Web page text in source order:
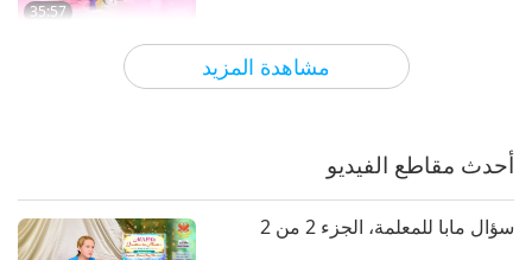
مشاهدة المزيد
35:57
بين المعلمة والتلاميذ 2026-07-04
أحدث مقاطع الفيديو
سؤال مابا للمعلمة، الجزء 2 من 2